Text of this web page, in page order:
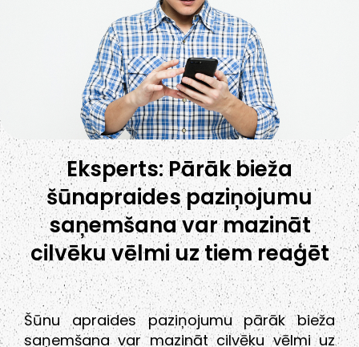
Eksperts: Pārāk bieža
šūnapraides paziņojumu
saņemšana var mazināt
cilvēku vēlmi uz tiem reaģēt
Šūnu apraides paziņojumu pārāk bieža
saņemšana var mazināt cilvēku vēlmi uz